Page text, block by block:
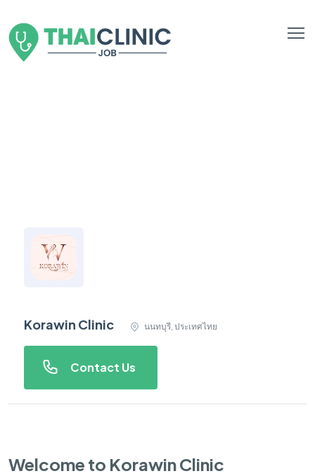
Korawin Clinic นนทบุรี, ประเทศไทย
Contact Us
Welcome to Korawin Clinic